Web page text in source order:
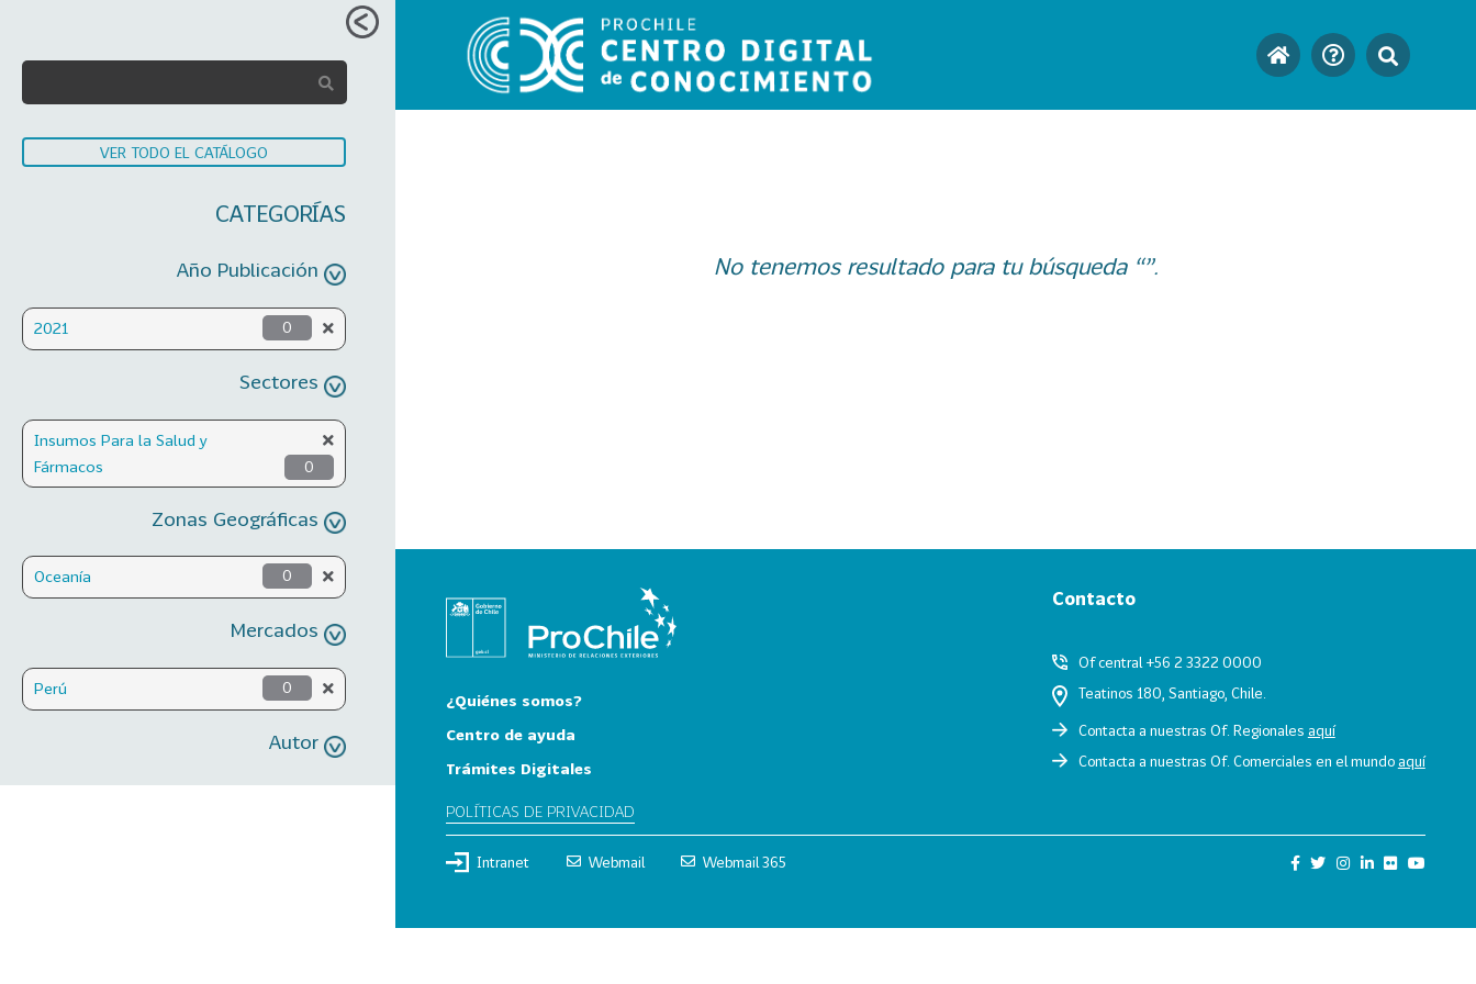
VER TODO EL CATÁLOGO
CATEGORÍAS
Año Publicación
2021 0
Sectores
Insumos Para la Salud y
Fármacos
0
Zonas Geográficas
Oceanía 0
Mercados
Perú 0
Autor
No tenemos resultado para tu búsqueda “”.
¿Quiénes somos?
Centro de ayuda
Trámites Digitales
POLÍTICAS DE PRIVACIDAD
Contacto
Of central +56 2 3322 0000
Teatinos 180, Santiago, Chile.
Contacta a nuestras Of. Regionales aquí
Contacta a nuestras Of. Comerciales en el mundoaquí
Intranet Webmail Webmail 365